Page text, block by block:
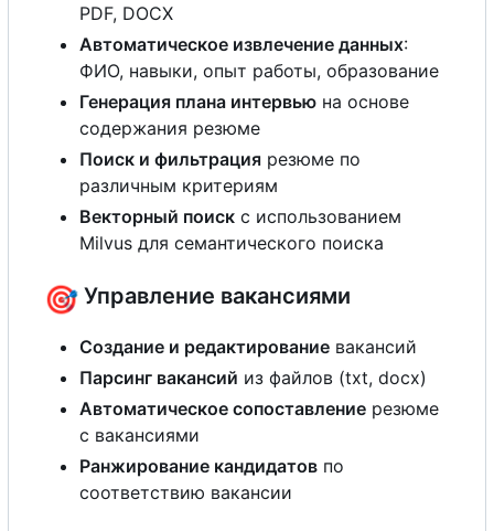
PDF, DOCX
Автоматическое извлечение данных:
ФИО, навыки, опыт работы, образование
Генерация плана интервью на основе
содержания резюме
Поиск и фильтрация резюме по
различным критериям
Векторный поиск с использованием
Milvus для семантического поиска
🎯 Управление вакансиями
Создание и редактирование вакансий
Парсинг вакансий из файлов (txt, docx)
Автоматическое сопоставление резюме
с вакансиями
Ранжирование кандидатов по
соответствию вакансии